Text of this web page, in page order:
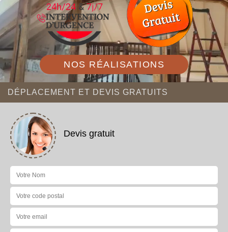
NOS RÉALISATIONS
DÉPLACEMENT ET DEVIS GRATUITS
Devis gratuit